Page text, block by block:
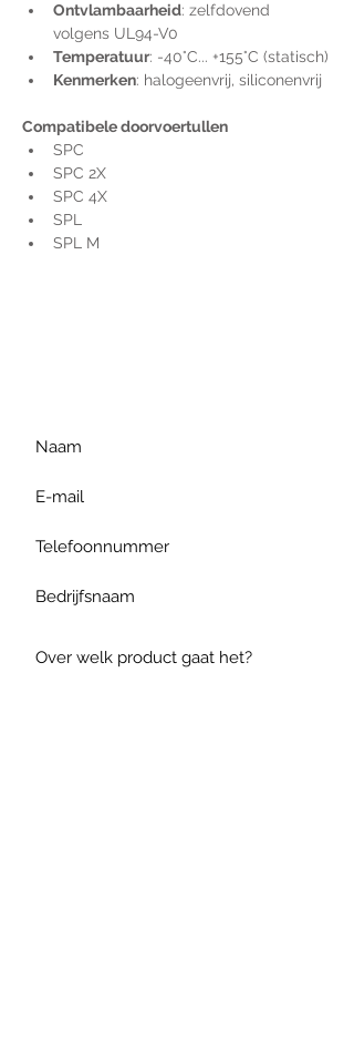
Ontvlambaarheid: zelfdovend
volgens UL94-V0
Temperatuur: -40°C... +155°C (statisch)
Kenmerken: halogeenvrij, siliconenvrij
Compatibele doorvoertullen
SPC
SPC 2X
SPC 4X
SPL
SPL M